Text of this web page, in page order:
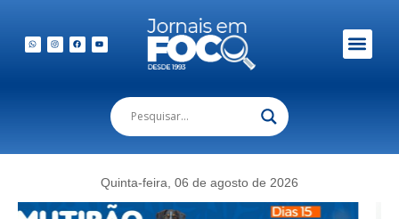
Quinta-feira, 06 de agosto de 2026